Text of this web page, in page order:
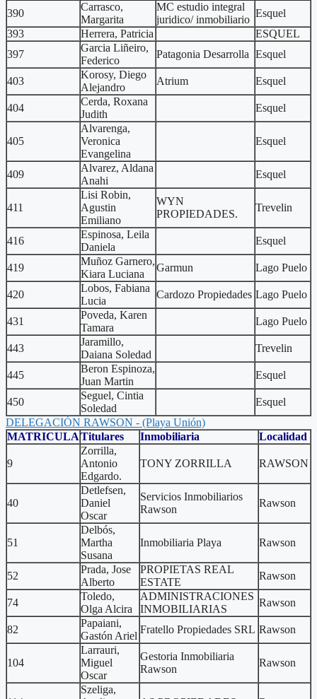
390
Carrasco,
Margarita
MC estudio integral
juridico/ inmobiliario
Esquel
393
Herrera, Patricia
ESQUEL
397
Garcia Liñeiro,
Federico
Patagonia Desarrolla Esquel
403
Korosy, Diego
Alejandro
Atrium Esquel
404
Cerda, Roxana
Judith
Esquel
405
Alvarenga,
Veronica
Evangelina
Esquel
409
Alvarez, Aldana
Anahi
Esquel
411
Lisi Robin,
Agustin
Emiliano
WYN
PROPIEDADES.
Trevelin
416
Espinosa, Leila
Daniela
Esquel
419
Muñoz Garnero,
Kiara Luciana
Garmun Lago Puelo
420
Lobos, Fabiana
Lucia
Cardozo Propiedades Lago Puelo
431
Poveda, Karen
Tamara
Lago Puelo
443
Jaramillo,
Daiana Soledad
Trevelin
445
Beron Espinoza,
Juan Martin
Esquel
450
Seguel, Cintia
Soledad
Esquel
DELEGACIÓN RAWSON - (Playa Unión)
MATRICULATitulares Inmobiliaria Localidad
9
Zorrilla,
Antonio
Edgardo.
TONY ZORRILLA RAWSON
40
Detlefsen,
Daniel
Oscar
Servicios Inmobiliarios
Rawson
Rawson
51
Delbós,
Martha
Susana
Inmobiliaria Playa Rawson
52
Prada, Jose
Alberto
PROPIETAS REAL
ESTATE
Rawson
74
Toledo,
Olga Alcira
ADMINISTRACIONES
INMOBILIARIAS
Rawson
82
Papaiani,
Gastón Ariel
Fratello Propiedades SRL Rawson
104
Larrauri,
Miguel
Oscar
Gestoria Inmobiliaria
Rawson
Rawson
Szeliga,